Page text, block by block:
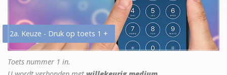
2a. Keuze - Druk op toets 1 +
Toets nummer 1 in.